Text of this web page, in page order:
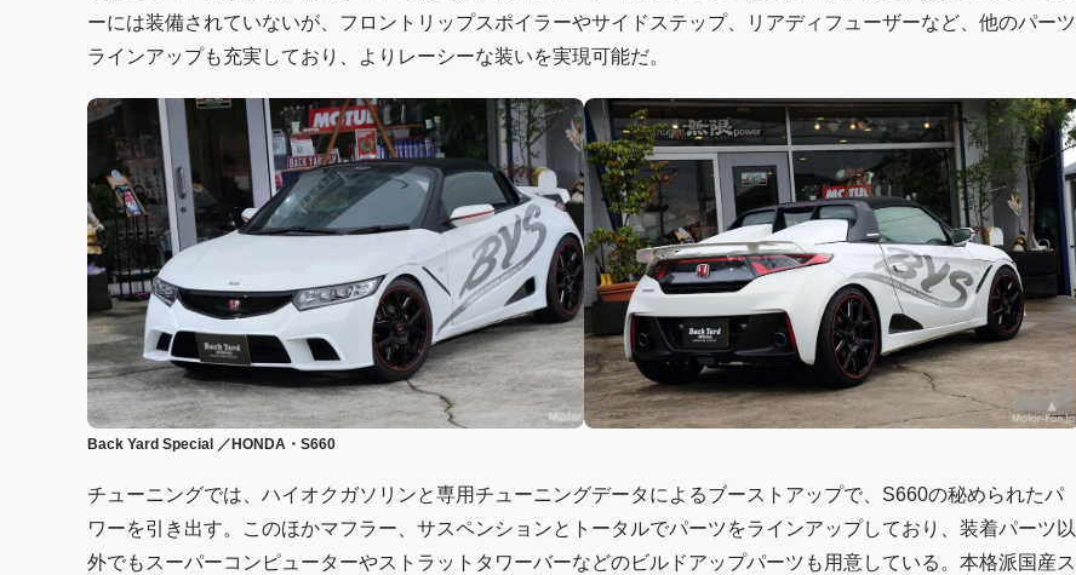
ーには装備されていないが、フロントリップスポイラーやサイドステップ、リアディフューザーなど、他のパーツ
ラインアップも充実しており、よりレーシーな装いを実現可能だ。
Back Yard Special ／HONDA・S660
チューニングでは、ハイオクガソリンと専用チューニングデータによるブーストアップで、S660の秘められたパ
ワーを引き出す。このほかマフラー、サスペンションとトータルでパーツをラインアップしており、装着パーツ以
外でもスーパーコンピューターやストラットタワーバーなどのビルドアップパーツも用意している。本格派国産ス